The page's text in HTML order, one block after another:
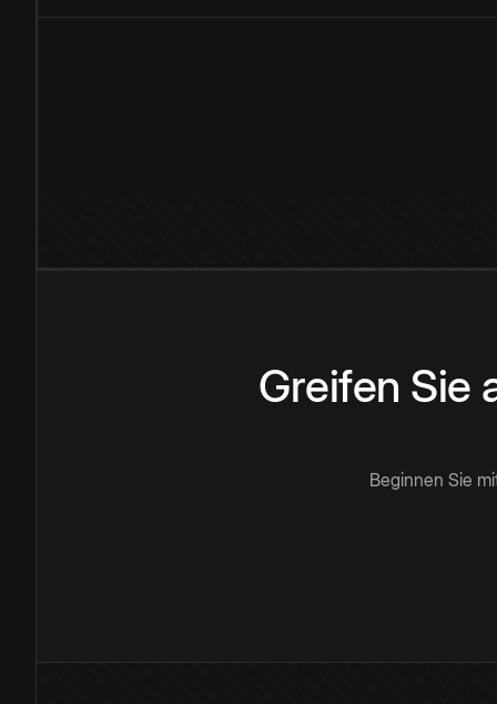
Greifen Sie
Beginnen Sie